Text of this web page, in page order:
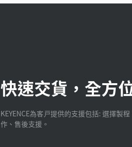
快速交貨，全方
KEYENCE為客戸提供的支援包括: 選擇製
作、售後支援。